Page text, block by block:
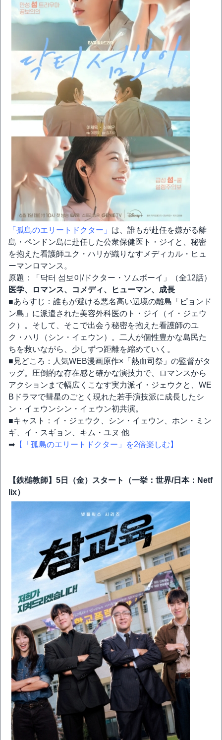
「孤島のエリートドクター」 は、誰もが赴任を嫌がる離
島・ペンドン島に赴任した公衆保健医ト・ジイと、秘密
を抱えた看護師ユク・ハリが織りなすメディカル・ヒュ
ーマンロマンス。
原題：「닥터 섬보이/ドクター・ソムボーイ」（全12話）
医学、ロマンス、コメディ、ヒューマン、成長
■あらすじ：誰もが避ける悪名高い辺境の離島「ピョンド
ン島」に派遣された美容外科医のト・ジイ（イ・ジェウ
ク）。そして、そこで出会う秘密を抱えた看護師のユ
ク・ハリ（シン・イェウン）。二人が個性豊かな島民た
ちを救いながら、少しずつ距離を縮めていく。
■見どころ：人気WEB漫画原作×「熱血司祭」の監督がタ
ッグ。圧倒的な存在感と確かな演技力で、ロマンスから
アクションまで幅広くこなす実力派イ・ジェウクと、WE
Bドラマで彗星のごとく現れた若手演技派に成長したシ
ン・イェウンシン・イェウン初共演。
■キャスト：イ・ジェウク、シン・イェウン、ホン・ミン
ギ、イ・スギョン、キム・ユヌ 他
➡ 【「孤島のエリートドクター」を2倍楽しむ】
【鉄槌教師】5日（金）スタート（一挙：世界/日本：Netf
lix）